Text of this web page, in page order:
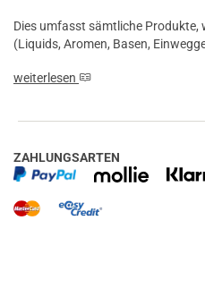
Dies umfasst sämtliche Produkte,
(Liquids, Aromen, Basen,
weiterlesen
ZAHLUNGSARTEN